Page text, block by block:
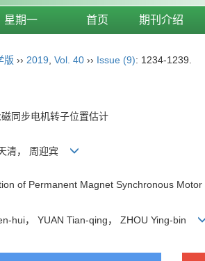
星期一 首页 期刊介绍
版 ›› 2019 Vol. 40 ›› Issue (9): 1234-1239.
同步电机转子位置估计
清， 周迎宾
of Permanent Magnet Synchronous
hui， YUAN Tian-qing， ZHOU Ying-bin